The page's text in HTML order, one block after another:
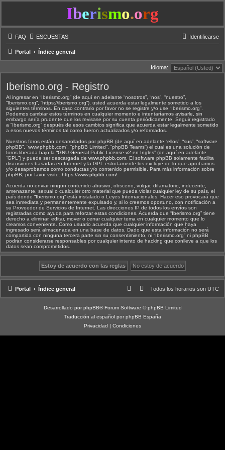
Iberismo.org
FAQ ESCUESTAS Identificarse
Portal Índice general
Idioma:
Iberismo.org - Registro
Al ingresar en “Iberismo.org” (de aquí en adelante “nosotros”, “nos”, “nuestro”,
“Iberismo.org”, “https://iberismo.org”), usted acuerda estar legalmente sometido a los
siguientes términos. En caso contrario por favor no se registre y/o use “Iberismo.org”.
Podemos cambiar estos términos en cualquier momento e intentaríamos avisarle, sin
embargo sería prudente que los revisase por su cuenta periódicamente. Seguir registrado
a “Iberismo.org” después de esos cambios significa que acuerda estar legalmente sometido
a esos nuevos términos tal como fueron actualizados y/o reformados.
Nuestros foros están desarrollados por phpBB (de aquí en adelante “ellos”, “sus”, “software
phpBB”, “www.phpbb.com”, “phpBB Limited”, “phpBB Teams”) el cual es una solución de
foros liberada bajo la “GNU General Public License v2 en Ingles” (de aquí en adelante
“GPL”) y puede ser descargada de www.phpbb.com . El software phpBB solamente facilita
discusiones basadas en Internet y la GPL estrictamente los excluye de lo que aprobamos
y/o desaprobamos como conductas y/o contenido permisible. Para más información sobre
phpBB, por favor visite: https://www.phpbb.com/
Acuerda no enviar ningun contenido abusivo, obsceno, vulgar, difamatorio, indecente,
amenazante, sexual o cualquier otro material que pueda violar cualquier ley de su país, el
país donde “Iberismo.org” está instalado o Leyes Internacionales. Hacer eso provocará que
sea inmediata y permanentemente expulsado y, si lo creemos oportuno, con notificación a
su Proveedor de Servicios de Internet. Las direcciones IP de todos los envíos son
registradas como ayuda para reforzar estas condiciones. Acuerda que “Iberismo.org” tiene
derecho a eliminar, editar, mover o cerrar cualquier tema en cualquier momento que lo
creamos conveniente. Como usuario acuerda que cualquier información que haya
ingresado será almacenada en una base de datos. Dado que esta información no será
compartida con ninguna tercera parte sin su consentimiento, ni “Iberismo.org” ni phpBB
podrán considerarse responsables por cualquier intento de hacking que conlleve a que los
datos sean comprometidos.
Portal Índice general Todos los horarios son UTC
Desarrollado por phpBB® Forum Software © phpBB Limited
Traducción al español por phpBB España
Privacidad | Condiciones